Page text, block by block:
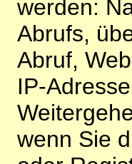
werden:
Abrufs,
Abruf,
IP-
wenn Sie